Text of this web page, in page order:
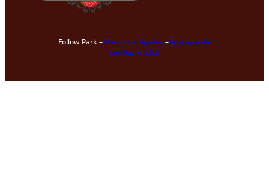
Follow Park – Mentions légales– Politique de
confidentialité